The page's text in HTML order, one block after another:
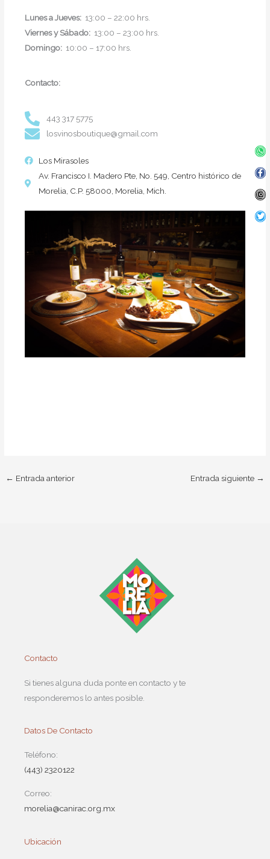
Lunes a Jueves: 13:00 – 22:00 hrs.
Viernes y Sábado: 13:00 – 23:00 hrs.
Domingo: 10:00 – 17:00 hrs.
Contacto:
443 317 5775
losvinosboutique@gmail.com
Los Mirasoles
Av. Francisco I. Madero Pte, No. 549, Centro histórico de
Morelia, C.P. 58000, Morelia, Mich.
← Entrada anterior Entrada siguiente →
Contacto
Si tienes alguna duda ponte en contacto y te
responderemos lo antes posible.
Datos De Contacto
Teléfono:
(443) 2320122
Correo:
morelia@canirac.org.mx
Ubicación
f